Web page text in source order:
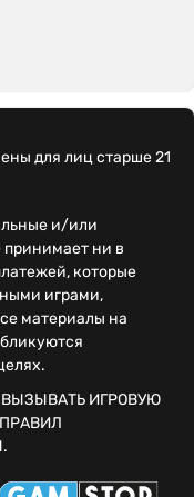
для лиц старше 21
и/или
принимает ни в
которые
играми,
материалы на
ИГРОВУЮ